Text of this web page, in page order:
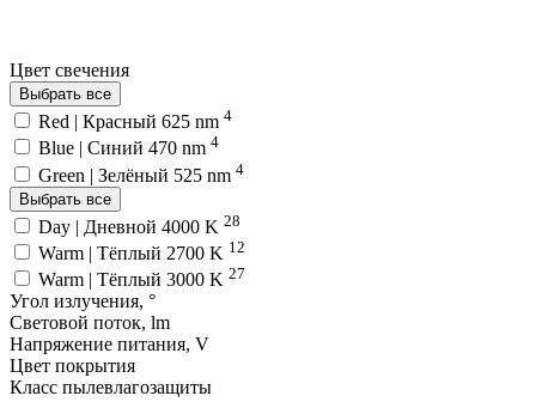
Цвет свечения
Выбрать все
Red | Красный 625 nm 4
Blue | Синий 470 nm 4
Green | Зелёный 525 nm 4
Выбрать все
Day | Дневной 4000 K 28
Warm | Тёплый 2700 K 12
Warm | Тёплый 3000 K 27
Угол излучения, °
Световой поток, lm
Напряжение питания, V
Цвет покрытия
Класс пылевлагозащиты